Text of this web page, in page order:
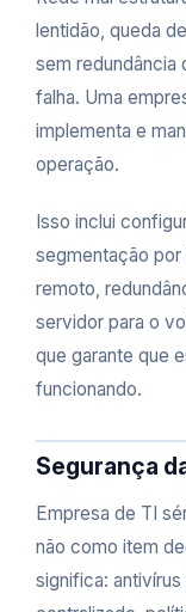
lentidão, queda
sem redundância
falha. Uma
implementa e
operação.
Isso inclui
segmentação
remoto,
servidor para o
que garante que
funcionando.
Segurança
Empresa de TI
não como item
significa: